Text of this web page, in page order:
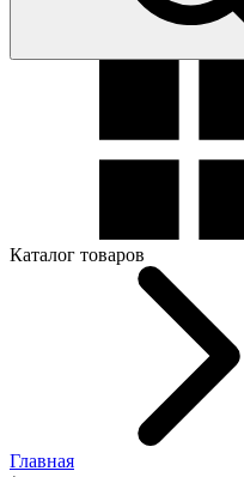
Каталог товаров
Главная